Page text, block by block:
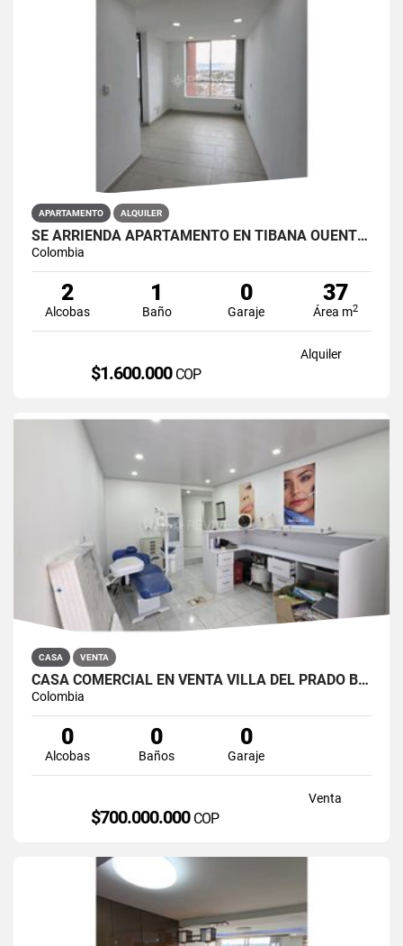
APARTAMENTO ALQUILER
SE ARRIENDA APARTAMENTO EN TIBANA OUENTE ARANDA CONJUNTO OPORTO
Colombia
2
Alcobas
1
Baño
0
Garaje
37
Área m2
Alquiler
$1.600.000 COP
CASA VENTA
CASA COMERCIAL EN VENTA VILLA DEL PRADO BOGOTÁ NORTE
Colombia
0
Alcobas
0
Baños
0
Garaje
Venta
$700.000.000 COP